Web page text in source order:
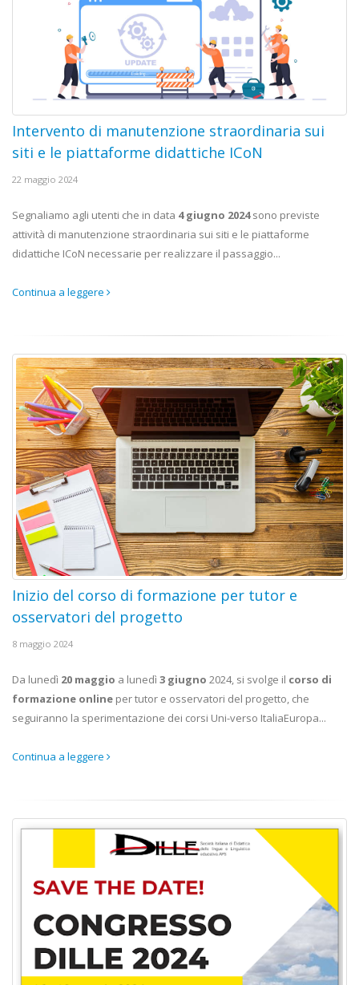
Intervento di manutenzione straordinaria sui
siti e le piattaforme didattiche ICoN
22 maggio 2024
Segnaliamo agli utenti che in data 4 giugno 2024sono previste
attività di manutenzione straordinaria sui siti e le piattaforme
didattiche ICoN necessarie per realizzare il passaggio...
Continua a leggere
Inizio del corso di formazione per tutor e
osservatori del progetto
8 maggio 2024
Da lunedì 20 maggio a lunedì 3 giugno 2024, si svolge il corso di
formazione online per tutor e osservatori del progetto, che
seguiranno la sperimentazione dei corsi Uni-verso ItaliaEuropa...
Continua a leggere